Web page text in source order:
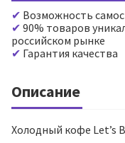
Возможность
90% товаров
российском рынке
Гарантия качества
Описание
Холодный кофе Let’s